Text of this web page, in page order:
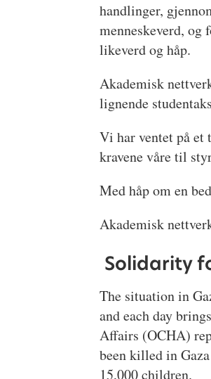
handlinger,
menneskeverd, og
likeverd og håp.
Akademisk
lignende
Vi har ventet på et
kravene våre til
Med håp om en
Akademisk
Solidarity
The situation in
and each day
Affairs (OCHA)
been killed in
15,000 children.